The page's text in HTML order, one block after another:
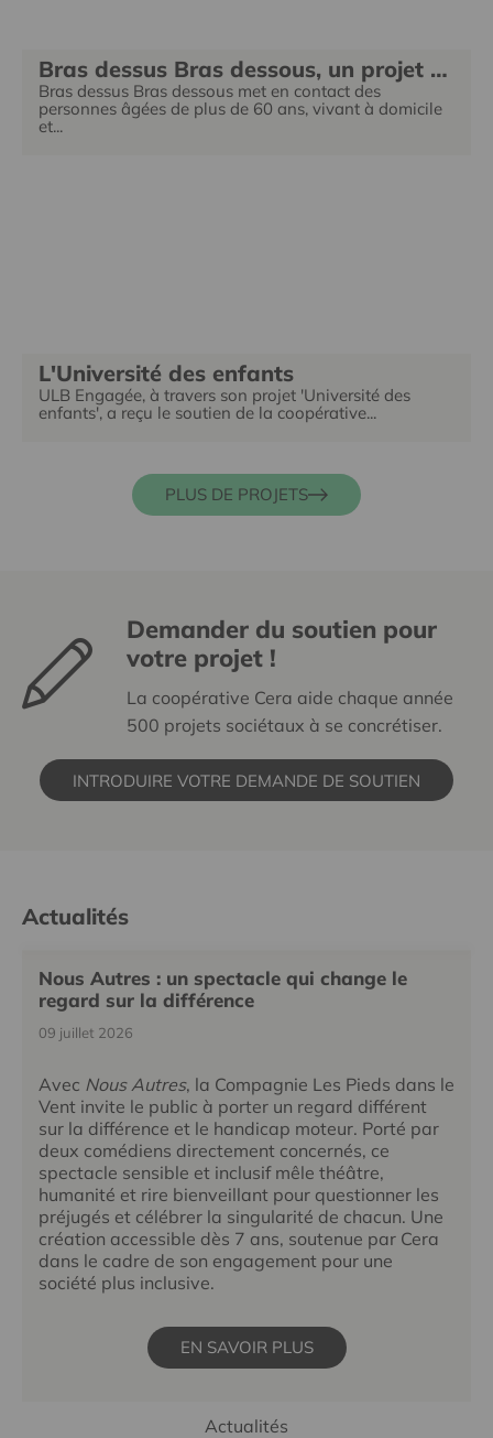
Bras dessus Bras dessous, un projet d’entraide entre voisins
Bras dessus Bras dessous met en contact des
personnes âgées de plus de 60 ans, vivant à domicile
et...
L'Université des enfants
ULB Engagée, à travers son projet 'Université des
enfants', a reçu le soutien de la coopérative...
PLUS DE PROJETS
Demander du soutien pour
votre projet !
La coopérative Cera aide chaque année
500 projets sociétaux à se concrétiser.
INTRODUIRE VOTRE DEMANDE DE SOUTIEN
Actualités
Nous Autres : un spectacle qui change le
regard sur la différence
09 juillet 2026
Avec Nous Autres, la Compagnie Les Pieds dans le
Vent invite le public à porter un regard différent
sur la différence et le handicap moteur. Porté par
deux comédiens directement concernés, ce
spectacle sensible et inclusif mêle théâtre,
humanité et rire bienveillant pour questionner les
préjugés et célébrer la singularité de chacun. Une
création accessible dès 7 ans, soutenue par Cera
dans le cadre de son engagement pour une
société plus inclusive.
EN SAVOIR PLUS
Actualités